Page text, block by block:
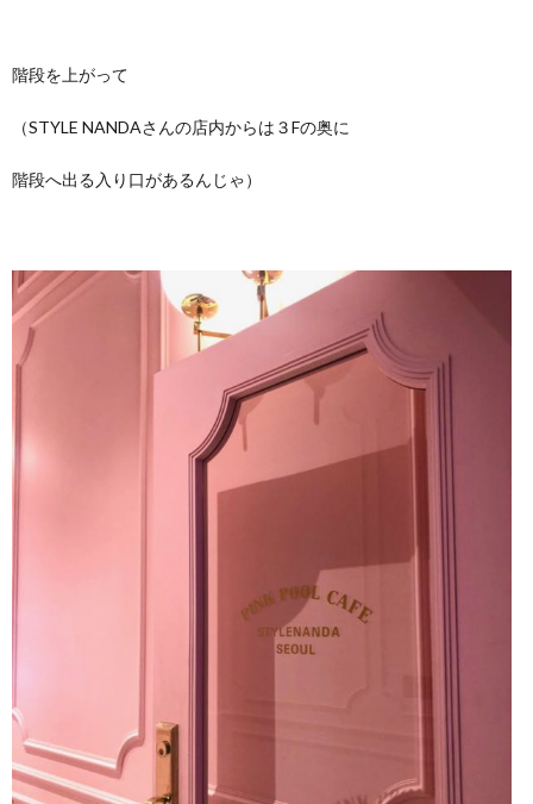
階段を上がって
（STYLE NANDAさんの店内からは３Fの奥に
階段へ出る入り口があるんじゃ）